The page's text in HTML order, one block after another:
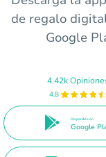
de regalo
Google
4.42k
4.8
Disponible en
Google